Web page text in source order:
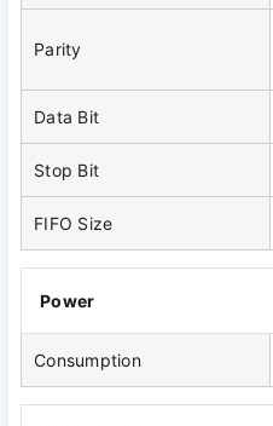
Parity
Data Bit
Stop Bit
FIFO Size
Power
Consumption